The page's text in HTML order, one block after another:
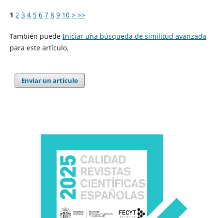
1 2 3 4 5 6 7 8 9 10 > >>
También puede Iniciar una búsqueda de similitud avanzada
para este artículo.
Enviar un artículo